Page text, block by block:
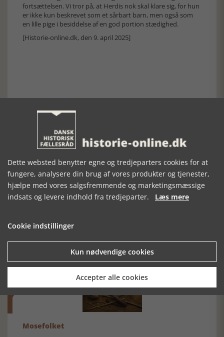
fortsættelsen. Vi tror på, at Herdis nok skal klare sig, for hun
er ikke kun beskrevet som et sårbart barn, men også som
en lille pige i besiddelse af en god portion stædighed.
[Historie-online.dk, den 9. april 2025]
Forrige artikel
SE RELATEREDE ARTIKLER
Mosefolket
Dette websted benytter egne og tredjeparters cookies for at
fungere, analysere din brug af vores produkter og tjenester,
hjælpe med vores salgsfremmende og marketingsmæssige
indsats og levere indhold fra tredjeparter. Læs mere
Cookie indstillinger
Kun nødvendige cookies
Accepter alle cookies